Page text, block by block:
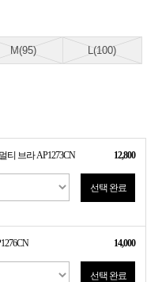
M(95) L(100)
티 브라 AP1273CN 12,800
선택 완료
14,000
선택 완료